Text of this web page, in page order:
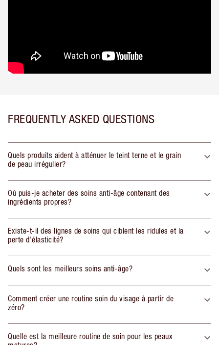
FREQUENTLY ASKED QUESTIONS
Quels produits aident à atténuer le teint terne et le grain
de peau irrégulier?
Où puis-je acheter des soins anti-âge contenant des
ingrédients propres?
Existe-t-il des lignes de soins qui ciblent les ridules et la
perte d'élasticité?
Quels sont les meilleurs soins anti-âge?
Comment créer une routine soin du visage à partir de
zéro?
Quelle est la meilleure routine de soin pour les peaux